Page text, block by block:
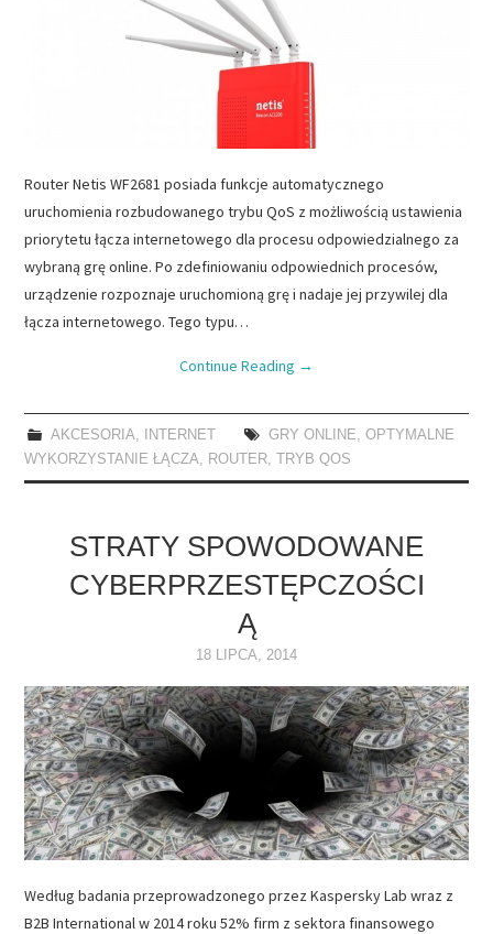
Router Netis WF2681 posiada funkcje automatycznego
uruchomienia rozbudowanego trybu QoS z możliwością ustawienia
priorytetu łącza internetowego dla procesu odpowiedzialnego za
wybraną grę online. Po zdefiniowaniu odpowiednich procesów,
urządzenie rozpoznaje uruchomioną grę i nadaje jej przywilej dla
łącza internetowego. Tego typu…
Continue Reading →
AKCESORIA, INTERNET GRY ONLINE, OPTYMALNE
WYKORZYSTANIE ŁĄCZA, ROUTER, TRYB QOS
STRATY SPOWODOWANE
CYBERPRZESTĘPCZOŚCI
Ą
18 LIPCA, 2014
Według badania przeprowadzonego przez Kaspersky Lab wraz z
B2B International w 2014 roku 52% firm z sektora finansowego